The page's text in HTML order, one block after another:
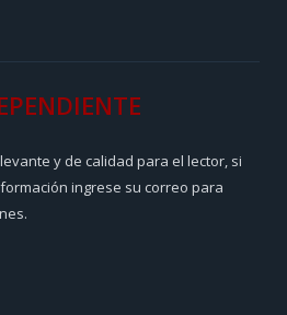
y de calidad para el lector, si
ingrese su correo para